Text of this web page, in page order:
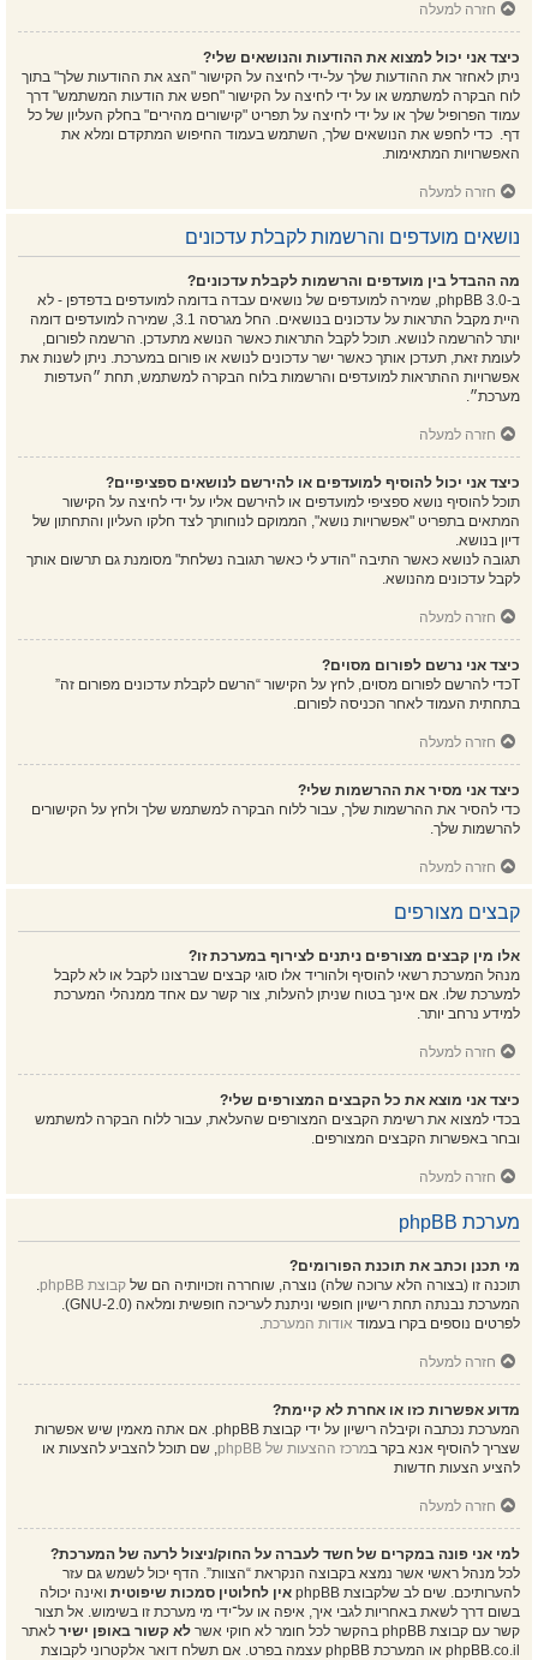
חזרה למעלה
כיצד אני יכול למצוא את ההודעות והנושאים שלי?
ניתן לאחזר את ההודעות שלך על-ידי לחיצה על הקישור "הצג את ההודעות שלך" בתוך
לוח הבקרה למשתמש או על ידי לחיצה על הקישור "חפש את הודעות המשתמש" דרך
עמוד הפרופיל שלך או על ידי לחיצה על תפריט "קישורים מהירים" בחלק העליון של כל
דף. כדי לחפש את הנושאים שלך, השתמש בעמוד החיפוש המתקדם ומלא את
האפשרויות המתאימות.
חזרה למעלה
נושאים מועדפים והרשמות לקבלת עדכונים
מה ההבדל בין מועדפים והרשמות לקבלת עדכונים?
ב-phpBB 3.0, שמירה למועדפים של נושאים עבדה בדומה למועדפים בדפדפן - לא
היית מקבל התראות על עדכונים בנושאים. החל מגרסה 3.1, שמירה למועדפים דומה
יותר להרשמה לנושא. תוכל לקבל התראות כאשר הנושא מתעדכן. הרשמה לפורום,
לעומת זאת, תעדכן אותך כאשר ישר עדכונים לנושא או פורום במערכת. ניתן לשנות את
אפשרויות ההתראות למועדפים והרשמות בלוח הבקרה למשתמש, תחת ״העדפות
מערכת״.
חזרה למעלה
כיצד אני יכול להוסיף למועדפים או להירשם לנושאים ספציפיים?
תוכל להוסיף נושא ספציפי למועדפים או להירשם אליו על ידי לחיצה על הקישור
המתאים בתפריט "אפשרויות נושא", הממוקם לנוחותך לצד חלקו העליון והתחתון של
דיון בנושא.
תגובה לנושא כאשר התיבה "הודע לי כאשר תגובה נשלחת" מסומנת גם תרשום אותך
לקבל עדכונים מהנושא.
חזרה למעלה
כיצד אני נרשם לפורום מסוים?
Tכדי להרשם לפורום מסוים, לחץ על הקישור “הרשם לקבלת עדכונים מפורום זה”
בתחתית העמוד לאחר הכניסה לפורום.
חזרה למעלה
כיצד אני מסיר את ההרשמות שלי?
כדי להסיר את ההרשמות שלך, עבור ללוח הבקרה למשתמש שלך ולחץ על הקישורים
להרשמות שלך.
חזרה למעלה
קבצים מצורפים
אלו מין קבצים מצורפים ניתנים לצירוף במערכת זו?
מנהל המערכת רשאי להוסיף ולהוריד אלו סוגי קבצים שברצונו לקבל או לא לקבל
למערכת שלו. אם אינך בטוח שניתן להעלות, צור קשר עם אחד ממנהלי המערכת
למידע נרחב יותר.
חזרה למעלה
כיצד אני מוצא את כל הקבצים המצורפים שלי?
בכדי למצוא את רשימת הקבצים המצורפים שהעלאת, עבור ללוח הבקרה למשתמש
ובחר באפשרות הקבצים המצורפים.
חזרה למעלה
מערכת phpBB
מי תכנן וכתב את תוכנת הפורומים?
תוכנה זו (בצורה הלא ערוכה שלה) נוצרה, שוחררה וזכויותיה הם של קבוצת phpBB
.
המערכת נבנתה תחת רישיון חופשי וניתנת לעריכה חופשית ומלאה (GNU-2.0).
לפרטים נוספים בקרו בעמוד אודות המערכת.
חזרה למעלה
מדוע אפשרות כזו או אחרת לא קיימת?
המערכת נכתבה וקיבלה רישיון על ידי קבוצת phpBB. אם אתה מאמין שיש אפשרות
שצריך להוסיף אנא בקר במרכז ההצעות של phpBB
, שם תוכל להצביע להצעות או
להציע הצעות חדשות
חזרה למעלה
למי אני פונה במקרים של חשד לעברה על החוק/ניצול לרעה של המערכת?
לכל מנהל ראשי אשר נמצא בקבוצה הנקראת “הצוות”. הדף יכול לשמש גם עזר
להערותיכם. שים לב שלקבוצת phpBB
אין לחלוטין סמכות שיפוטית ואינה יכולה
בשום דרך לשאת באחריות לגבי איך, איפה או על־ידי מי מערכת זו בשימוש. אל תצור
קשר עם קבוצת phpBB בהקשר לכל חומר לא חוקי אשר
לא קשור באופן ישיר לאתר
phpBB.co.il או המערכת phpBB עצמה בפרט. אם תשלח דואר אלקטרוני לקבוצת